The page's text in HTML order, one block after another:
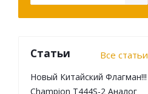
Статьи Все статьи
Новый Китайский Флагман!!!
Champion T444S-2 Аналог